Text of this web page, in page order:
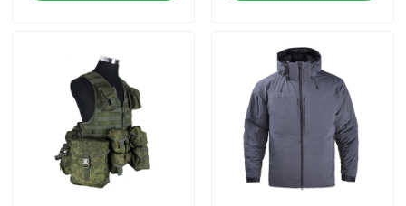
взрывозащищенный